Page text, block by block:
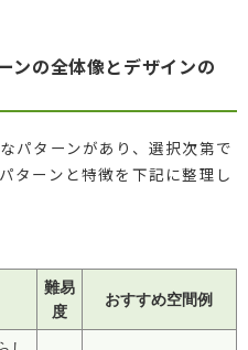
ンの全体像とデザインの
パターンがあり、選択次第で
ターンと特徴を下記に整理し
難易
度
おすすめ空間例